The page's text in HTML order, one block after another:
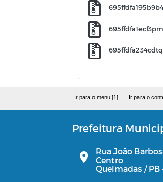
Ir para o menu [1] Ir para o
Prefeitura
Rua João
Centro
Queimadas / PB